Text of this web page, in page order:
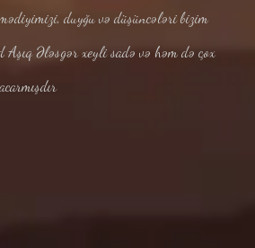
duyğu və düşüncələri bizim
Aşıq Ələsgər xeyli sadə və həm də çox